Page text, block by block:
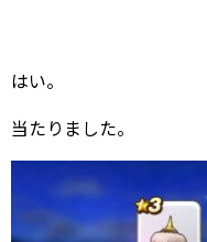
はい。
当たりました。